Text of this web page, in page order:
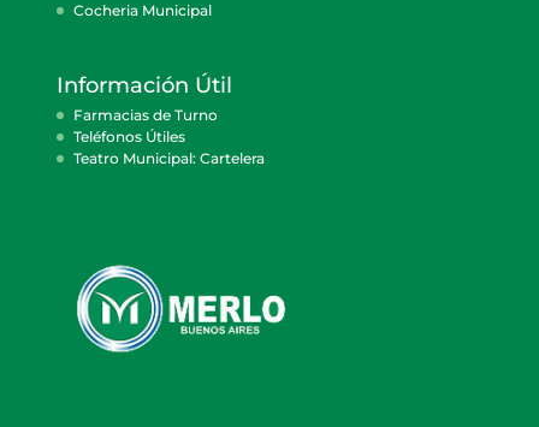
Cocheria Municipal
Información Útil
Farmacias de Turno
Teléfonos Útiles
Teatro Municipal: Cartelera